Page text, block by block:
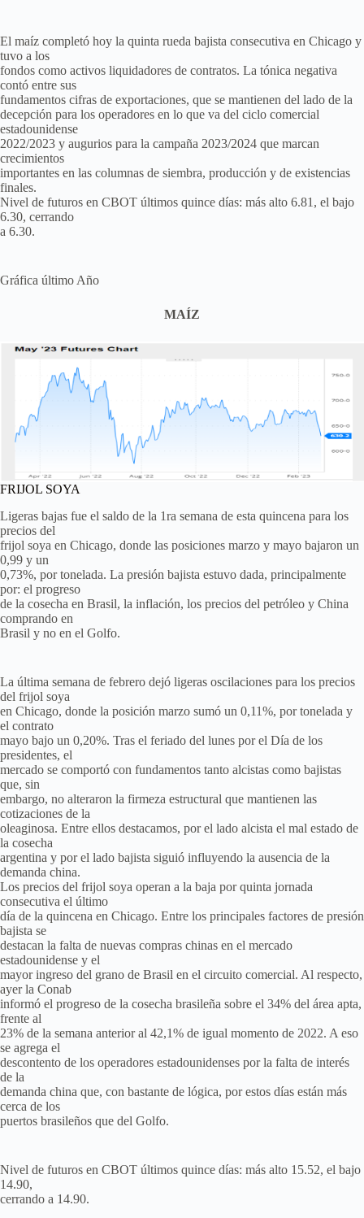
El maíz completó hoy la quinta rueda bajista consecutiva en Chicago y
tuvo a los
fondos como activos liquidadores de contratos. La tónica negativa
contó entre sus
fundamentos cifras de exportaciones, que se mantienen del lado de la
decepción para los operadores en lo que va del ciclo comercial
estadounidense
2022/2023 y augurios para la campaña 2023/2024 que marcan
crecimientos
importantes en las columnas de siembra, producción y de existencias
finales.
Nivel de futuros en CBOT últimos quince días: más alto 6.81, el bajo
6.30, cerrando
a 6.30.
Gráfica último Año
MAÍZ
FRIJOL SOYA
Ligeras bajas fue el saldo de la 1ra semana de esta quincena para los
precios del
frijol soya en Chicago, donde las posiciones marzo y mayo bajaron un
0,99 y un
0,73%, por tonelada. La presión bajista estuvo dada, principalmente
por: el progreso
de la cosecha en Brasil, la inflación, los precios del petróleo y China
comprando en
Brasil y no en el Golfo.
La última semana de febrero dejó ligeras oscilaciones para los precios
del frijol soya
en Chicago, donde la posición marzo sumó un 0,11%, por tonelada y
el contrato
mayo bajo un 0,20%. Tras el feriado del lunes por el Día de los
presidentes, el
mercado se comportó con fundamentos tanto alcistas como bajistas
que, sin
embargo, no alteraron la firmeza estructural que mantienen las
cotizaciones de la
oleaginosa. Entre ellos destacamos, por el lado alcista el mal estado de
la cosecha
argentina y por el lado bajista siguió influyendo la ausencia de la
demanda china.
Los precios del frijol soya operan a la baja por quinta jornada
consecutiva el último
día de la quincena en Chicago. Entre los principales factores de presión
bajista se
destacan la falta de nuevas compras chinas en el mercado
estadounidense y el
mayor ingreso del grano de Brasil en el circuito comercial. Al respecto,
ayer la Conab
informó el progreso de la cosecha brasileña sobre el 34% del área apta,
frente al
23% de la semana anterior al 42,1% de igual momento de 2022. A eso
se agrega el
descontento de los operadores estadounidenses por la falta de interés
de la
demanda china que, con bastante de lógica, por estos días están más
cerca de los
puertos brasileños que del Golfo.
Nivel de futuros en CBOT últimos quince días: más alto 15.52, el bajo
14.90,
cerrando a 14.90.